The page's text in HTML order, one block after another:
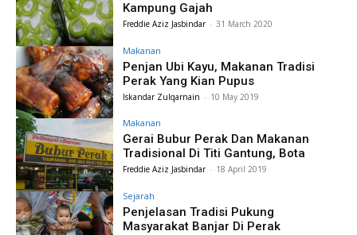
Kampung Gajah
Freddie Aziz Jasbindar - 31 March 2020
Makanan
Penjan Ubi Kayu, Makanan Tradisi
Perak Yang Kian Pupus
Iskandar Zulqarnain - 10 May 2019
Makanan
Gerai Bubur Perak Dan Makanan
Tradisional Di Titi Gantung, Bota
Freddie Aziz Jasbindar - 18 April 2019
Sejarah
Penjelasan Tradisi Pukung
Masyarakat Banjar Di Perak